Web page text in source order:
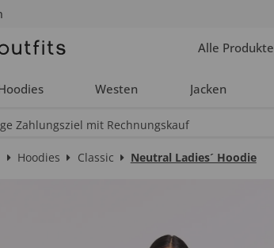
Alle Produkte
Westen Jacken
Zahlungsziel mit Rechnungskauf
Hoodies Classic Neutral Ladies´ Hoodie